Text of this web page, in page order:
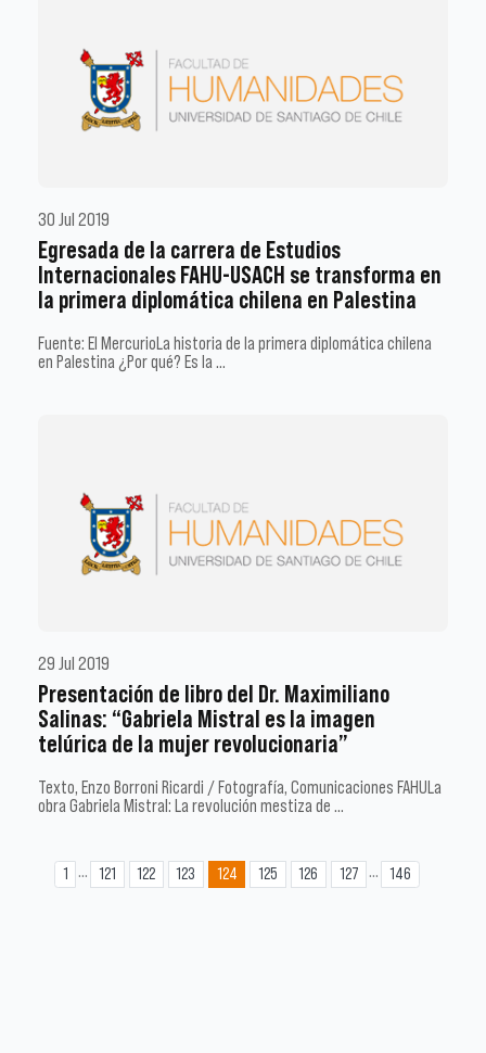
30 Jul 2019
Egresada de la carrera de Estudios
Internacionales FAHU-USACH se transforma en
la primera diplomática chilena en Palestina
Fuente: El MercurioLa historia de la primera diplomática chilena
en Palestina ¿Por qué? Es la …
29 Jul 2019
Presentación de libro del Dr. Maximiliano
Salinas: “Gabriela Mistral es la imagen
telúrica de la mujer revolucionaria”
Texto, Enzo Borroni Ricardi / Fotografía, Comunicaciones FAHULa
obra Gabriela Mistral: La revolución mestiza de …
1 ... 121 122 123 124 125 126 127 ... 146